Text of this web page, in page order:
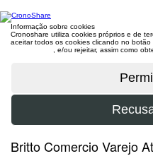
Informação sobre cookies
Cronoshare utiliza cookies próprios e de
aceitar todos os cookies clicando no
, e/ou rejeitar, assim como
Britto Comercio Varejo